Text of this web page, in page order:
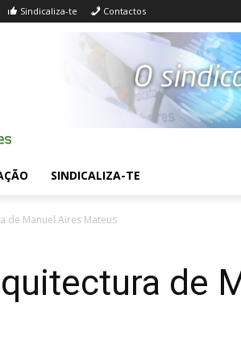
Sindicaliza-te Contactos
SINDICALIZA-TE
de Manuel Aires Mateus
de